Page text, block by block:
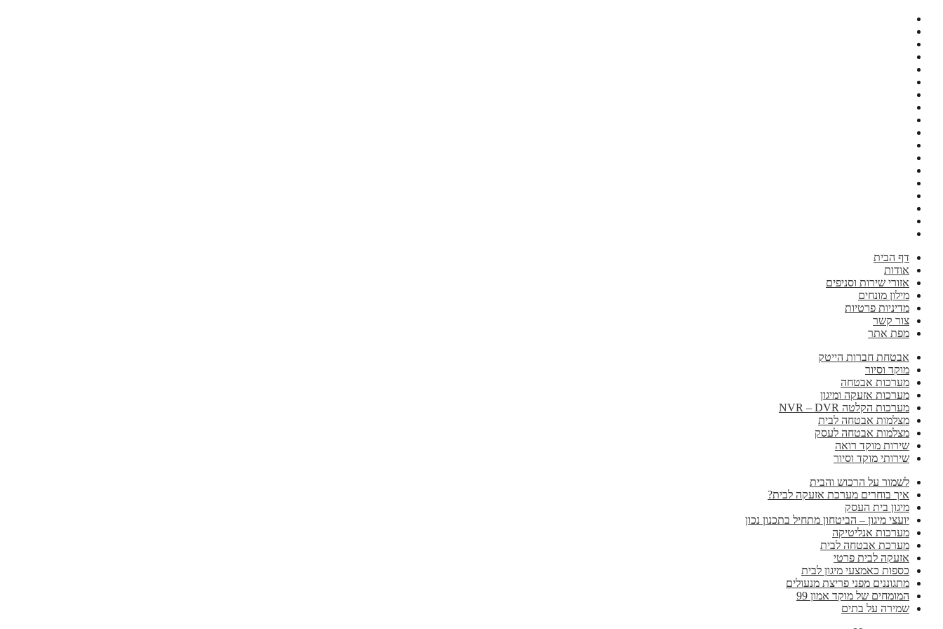
דף הבית
אודות
אזורי שירות וסניפים
מילון מונחים
מדיניות פרטיות
צור קשר
מפת אתר
אבטחת חברות הייטק
מוקד וסיור
מערכות אבטחה
מערכות אזעקה ומיגון
מערכות הקלטה NVR – DVR
מצלמות אבטחה לבית
מצלמות אבטחה לעסק
שירות מוקד רואה
שירותי מוקד וסיור
לשמור על הרכוש והבית
איך בוחרים מערכת אזעקה לבית?
מיגון בית העסק
יועצי מיגון – הביטחון מתחיל בתכנון נכון
מערכות אנליטיקה
מערכת אבטחה לבית
אזעקה לבית פרטי
כספות כאמצעי מיגון לבית
מתגוננים מפני פריצת מנעולים
המומחים של מוקד אמון 99
שמירה על בתים